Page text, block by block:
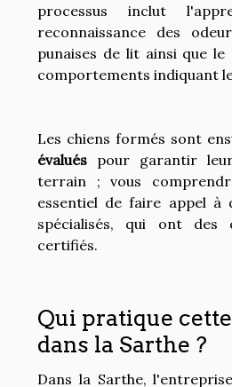
processus inclut
reconnaissance des
punaises de lit ainsi que le
comportements indiquant
Les chiens formés sont
évalués pour garantir
terrain ; vous
essentiel de faire appel à
spécialisés, qui ont des
certifiés.
Qui pratique
dans la Sarthe ?
Dans la Sarthe,